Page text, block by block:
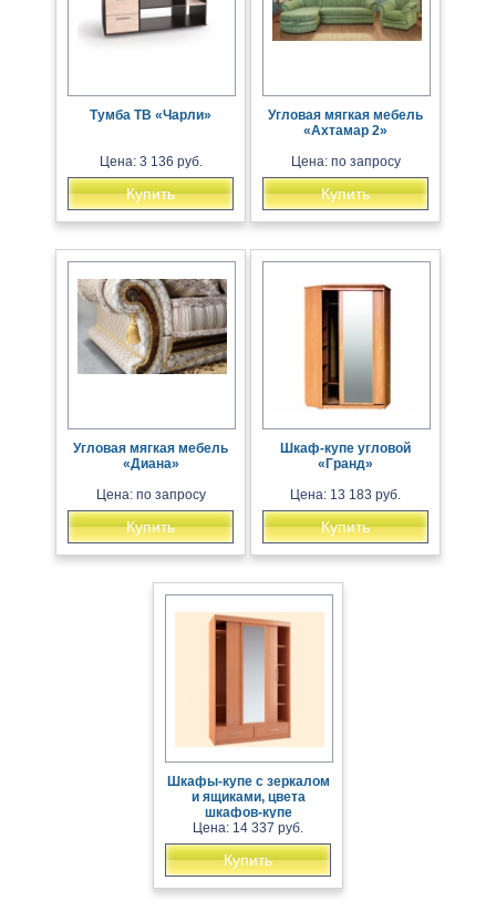
Тумба ТВ «Чарли»
Цена: 3 136 руб.
Купить
Угловая мягкая мебель
«Ахтамар 2»
Цена: по запросу
Купить
Угловая мягкая мебель
«Диана»
Цена: по запросу
Купить
Шкаф-купе угловой
«Гранд»
Цена: 13 183 руб.
Купить
Шкафы-купе с зеркалом
и ящиками, цвета
шкафов-купе
Цена: 14 337 руб.
Купить